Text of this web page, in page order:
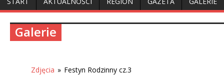
Galerie
Zdjęcia » Festyn Rodzinny cz.3